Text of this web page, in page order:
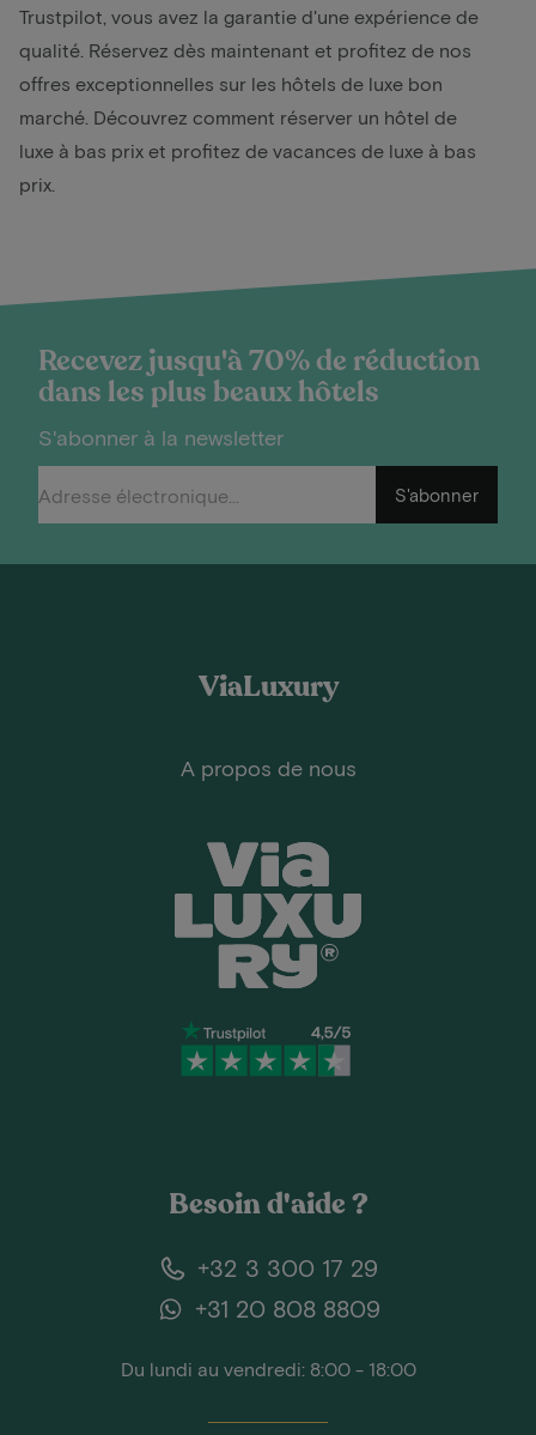
Trustpilot, vous avez la garantie d'une expérience de
qualité. Réservez dès maintenant et profitez de nos
offres exceptionnelles sur les hôtels de luxe bon
marché. Découvrez comment réserver un hôtel de
luxe à bas prix et profitez de vacances de luxe à bas
prix.
Recevez jusqu'à 70% de réduction
dans les plus beaux hôtels
S'abonner à la newsletter
S'abonner
ViaLuxury
A propos de nous
Besoin d'aide ?
+32 3 300 17 29
+31 20 808 8809
Du lundi au vendredi: 8:00 - 18:00